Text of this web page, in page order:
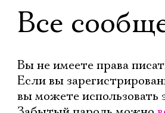
Все
Вы не имеете права
Если вы
вы можете